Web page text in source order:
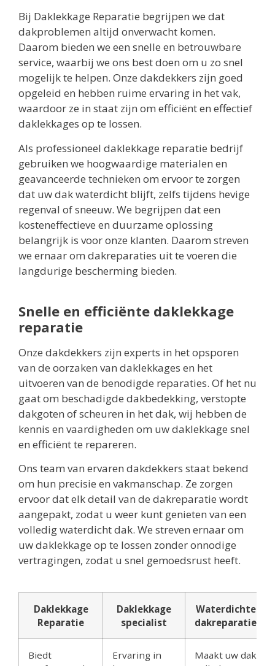
Bij Daklekkage Reparatie begrijpen we dat
dakproblemen altijd onverwacht komen.
Daarom bieden we een snelle en betrouwbare
service, waarbij we ons best doen om u zo snel
mogelijk te helpen. Onze dakdekkers zijn goed
opgeleid en hebben ruime ervaring in het vak,
waardoor ze in staat zijn om efficiënt en effectief
daklekkages op te lossen.
Als professioneel daklekkage reparatie bedrijf
gebruiken we hoogwaardige materialen en
geavanceerde technieken om ervoor te zorgen
dat uw dak waterdicht blijft, zelfs tijdens hevige
regenval of sneeuw. We begrijpen dat een
kosteneffectieve en duurzame oplossing
belangrijk is voor onze klanten. Daarom streven
we ernaar om dakreparaties uit te voeren die
langdurige bescherming bieden.
Snelle en efficiënte daklekkage
reparatie
Onze dakdekkers zijn experts in het opsporen
van de oorzaken van daklekkages en het
uitvoeren van de benodigde reparaties. Of het nu
gaat om beschadigde dakbedekking, verstopte
dakgoten of scheuren in het dak, wij hebben de
kennis en vaardigheden om uw daklekkage snel
en efficiënt te repareren.
Ons team van ervaren dakdekkers staat bekend
om hun precisie en vakmanschap. Ze zorgen
ervoor dat elk detail van de dakreparatie wordt
aangepakt, zodat u weer kunt genieten van een
volledig waterdicht dak. We streven ernaar om
uw daklekkage op te lossen zonder onnodige
vertragingen, zodat u snel gemoedsrust heeft.
Daklekkage
Reparatie
Daklekkage
specialist
Waterdichte
dakreparatie
Biedt
Ervaring in
Maakt uw dak